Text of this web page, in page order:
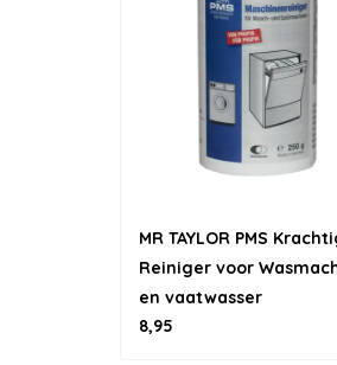
MR TAYLOR PMS
Reiniger voor
en vaatwasser
8,95